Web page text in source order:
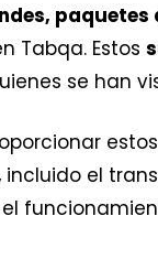
paquetes
Tabqa. Estos
se han
incluido el